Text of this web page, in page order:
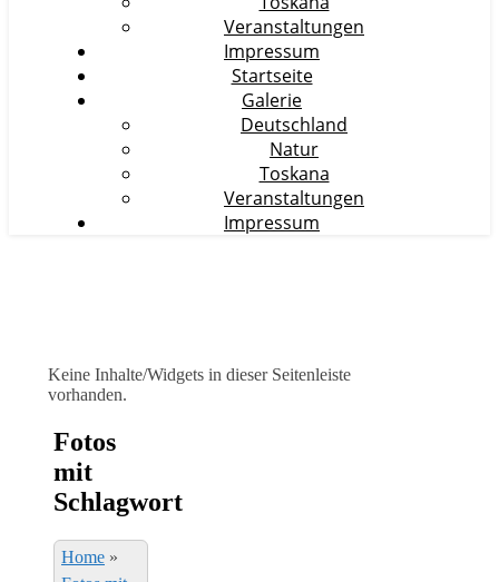
Veranstaltungen
Impressum
Startseite
Galerie
Deutschland
Natur
Toskana
Veranstaltungen
Impressum
Keine Inhalte/Widgets in dieser Seitenleiste
vorhanden.
Fotos
mit
Schlagwort
Home »